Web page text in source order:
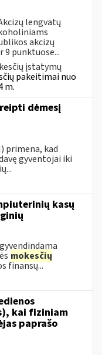
lengvatų
akcizų
9 punktuose...
įstatymų
pakeitimai nuo
m.
dėmesį
primena, kad
gyventojai iki
kasų
mokesčių
finansų...
kai fiziniam
paprašo